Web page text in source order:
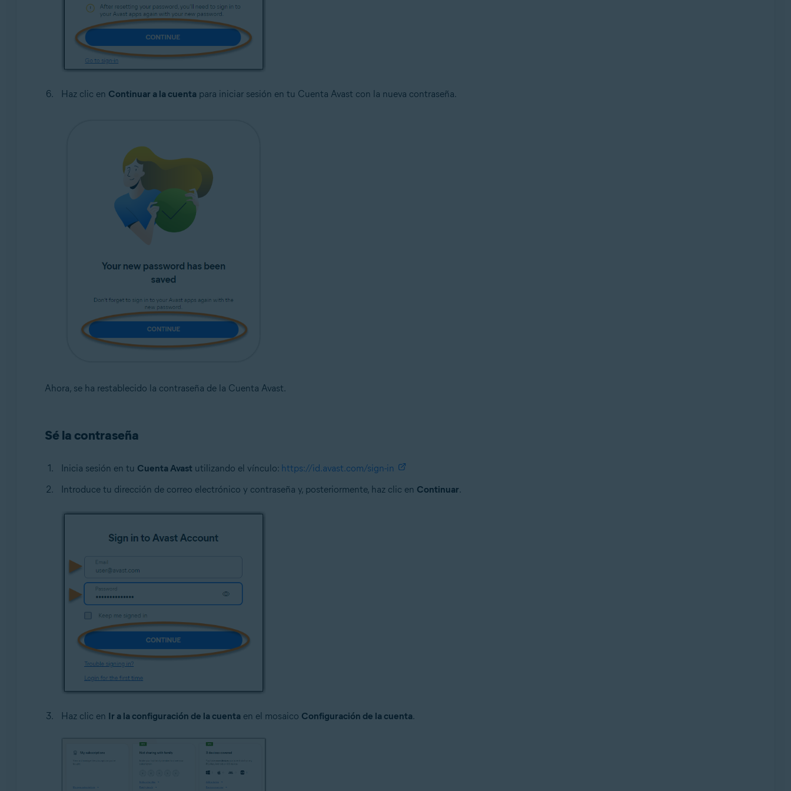
Haz clic en Continuar a la cuentapara iniciar sesión en tu Cuenta Avast con la nueva contraseña.
Ahora, se ha restablecido la contraseña de la Cuenta Avast.
Sé la contraseña
Inicia sesión en tu Cuenta Avast utilizando el vínculo: https://id.avast.com/sign-in
Introduce tu dirección de correo electrónico y contraseña y, posteriormente, haz clic en Continuar.
Haz clic en Ir a la configuración de la cuentaen el mosaico Configuración de la cuenta.